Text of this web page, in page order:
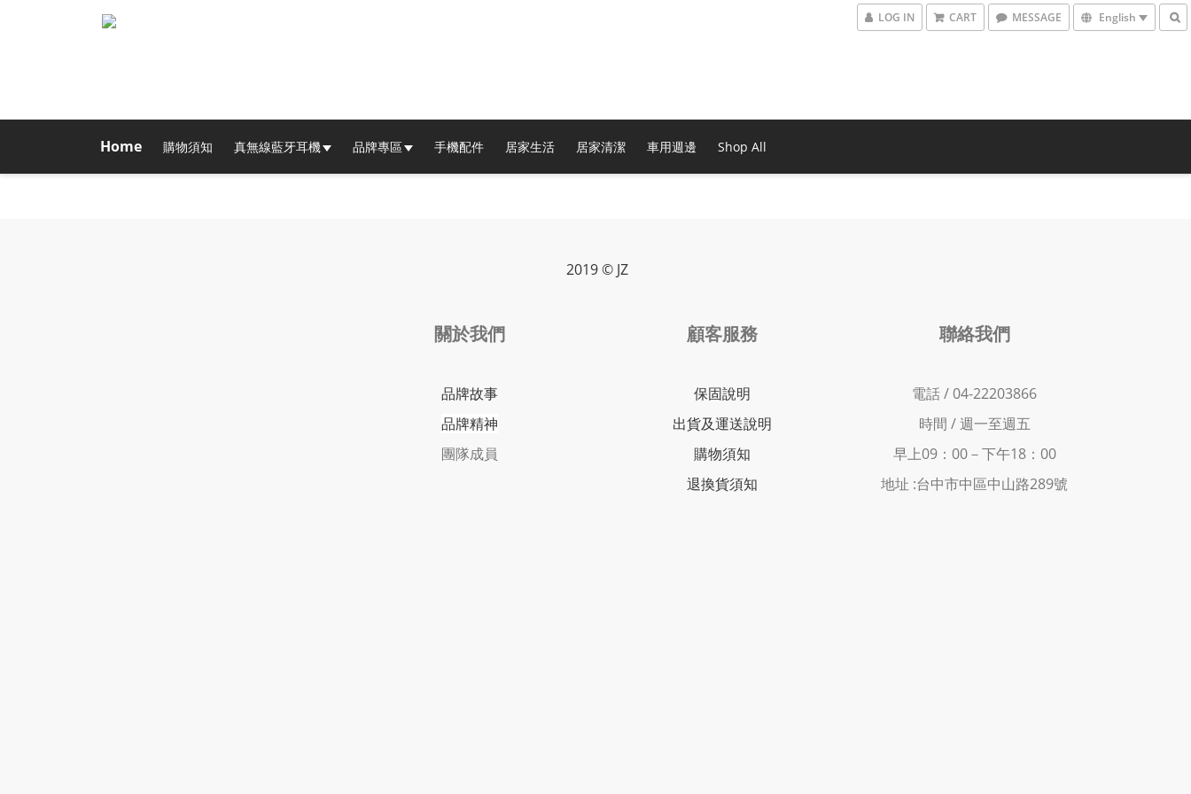
LOG IN CART MESSAGE English
Home 購物須知 真無線藍牙耳機 品牌專區 手機配件 居家生活 居家清潔 車用週邊 Shop All
2019 © JZ
關於我們
品牌故事
品牌精神
團隊成員
顧客服務
保固說明
出貨及運送說明
購物須知
退換貨須知
聯絡我們
電話 / 04-22203866
時間 /週一至週五
早上09：00－下午18：00
地址 :台中市中區中山路289號